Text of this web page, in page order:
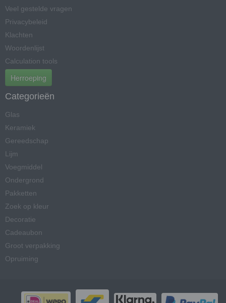
Veel gestelde vragen
Privacybeleid
Klachten
Woordenlijst
Calculation tools
Herroeping
Categorieën
Glas
Keramiek
Gereedschap
Lijm
Voegmiddel
Ondergrond
Pakketten
Zoek op kleur
Decoratie
Cadeaubon
Groot verpakking
Opruiming